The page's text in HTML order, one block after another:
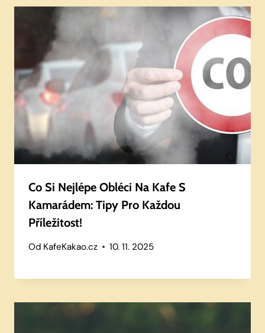
Co Si Nejlépe Obléci Na Kafe S
Kamarádem: Tipy Pro Každou
Příležitost!
Od KafeKakao.cz 10. 11. 2025